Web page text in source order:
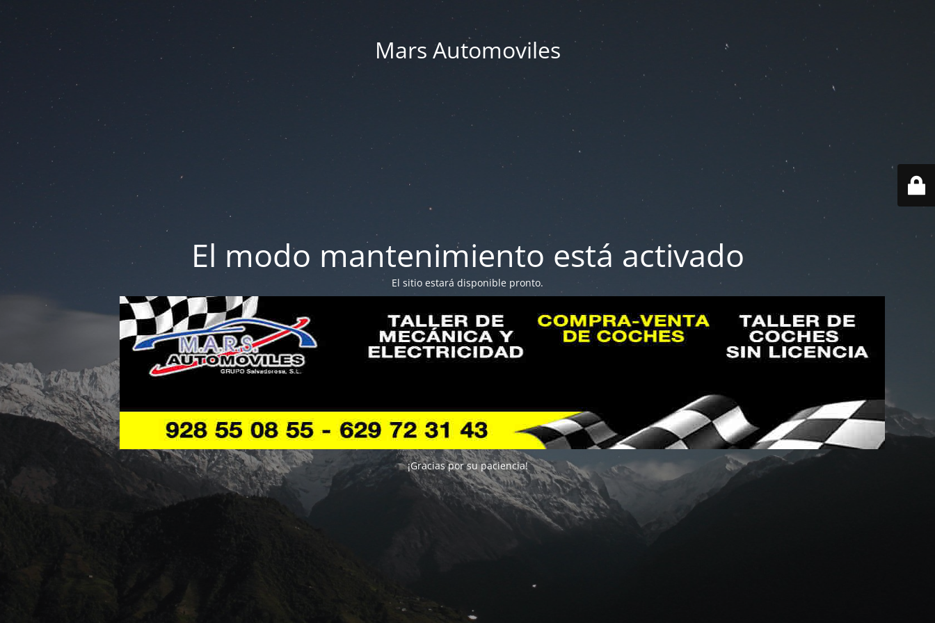
Mars Automoviles
El modo mantenimiento está activado
El sitio estará disponible pronto.
¡Gracias por su paciencia!